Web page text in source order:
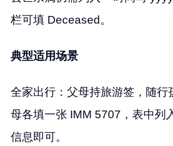
栏可填 Deceased。
典型适用场景
全家出行：父母持旅游签，随行
母各填一张 IMM 5707，表中列
信息即可。